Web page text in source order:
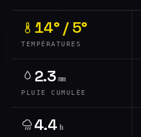
14° / 5°
TEMPÉRATURES
2.3 mm
PLUIE CUMULÉE
4.4 h